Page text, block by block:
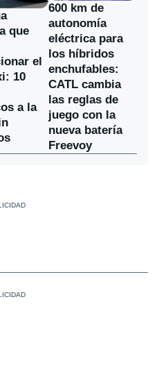
que
el
10
a la
600 km de
autonomía
eléctrica para
los híbridos
enchufables:
CATL cambia
las reglas de
juego con la
nueva batería
Freevoy